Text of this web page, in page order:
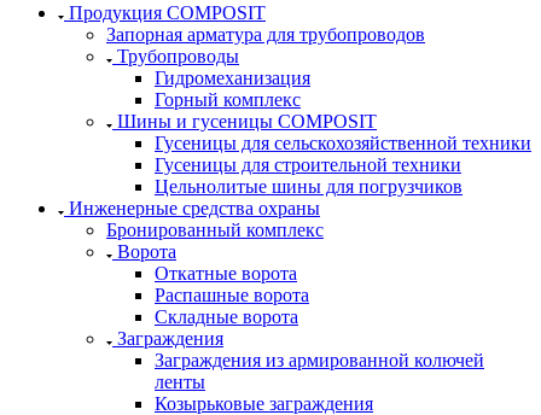
Продукция COMPOSIT
Запорная арматура для трубопроводов
Трубопроводы
Гидромеханизация
Горный комплекс
Шины и гусеницы COMPOSIT
Гусеницы для сельскохозяйственной техники
Гусеницы для строительной техники
Цельнолитые шины для погрузчиков
Инженерные средства охраны
Бронированный комплекс
Ворота
Откатные ворота
Распашные ворота
Складные ворота
Заграждения
Заграждения из армированной колючей
ленты
Козырьковые заграждения